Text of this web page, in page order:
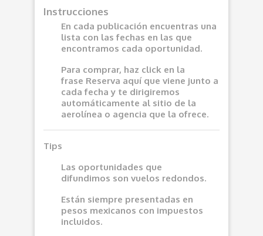
Instrucciones
En cada publicación encuentras una
lista con las fechas en las que
encontramos cada oportunidad.
Para comprar, haz click en la
frase Reserva aquí que viene junto a
cada fecha y te dirigiremos
automáticamente al sitio de la
aerolínea o agencia que la ofrece.
Tips
Las oportunidades que
difundimos son vuelos redondos.
Están siempre presentadas en
pesos mexicanos con impuestos
incluidos.